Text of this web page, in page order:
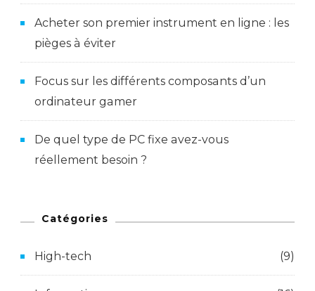
Acheter son premier instrument en ligne : les
pièges à éviter
Focus sur les différents composants d’un
ordinateur gamer
De quel type de PC fixe avez-vous
réellement besoin ?
Catégories
High-tech (9)